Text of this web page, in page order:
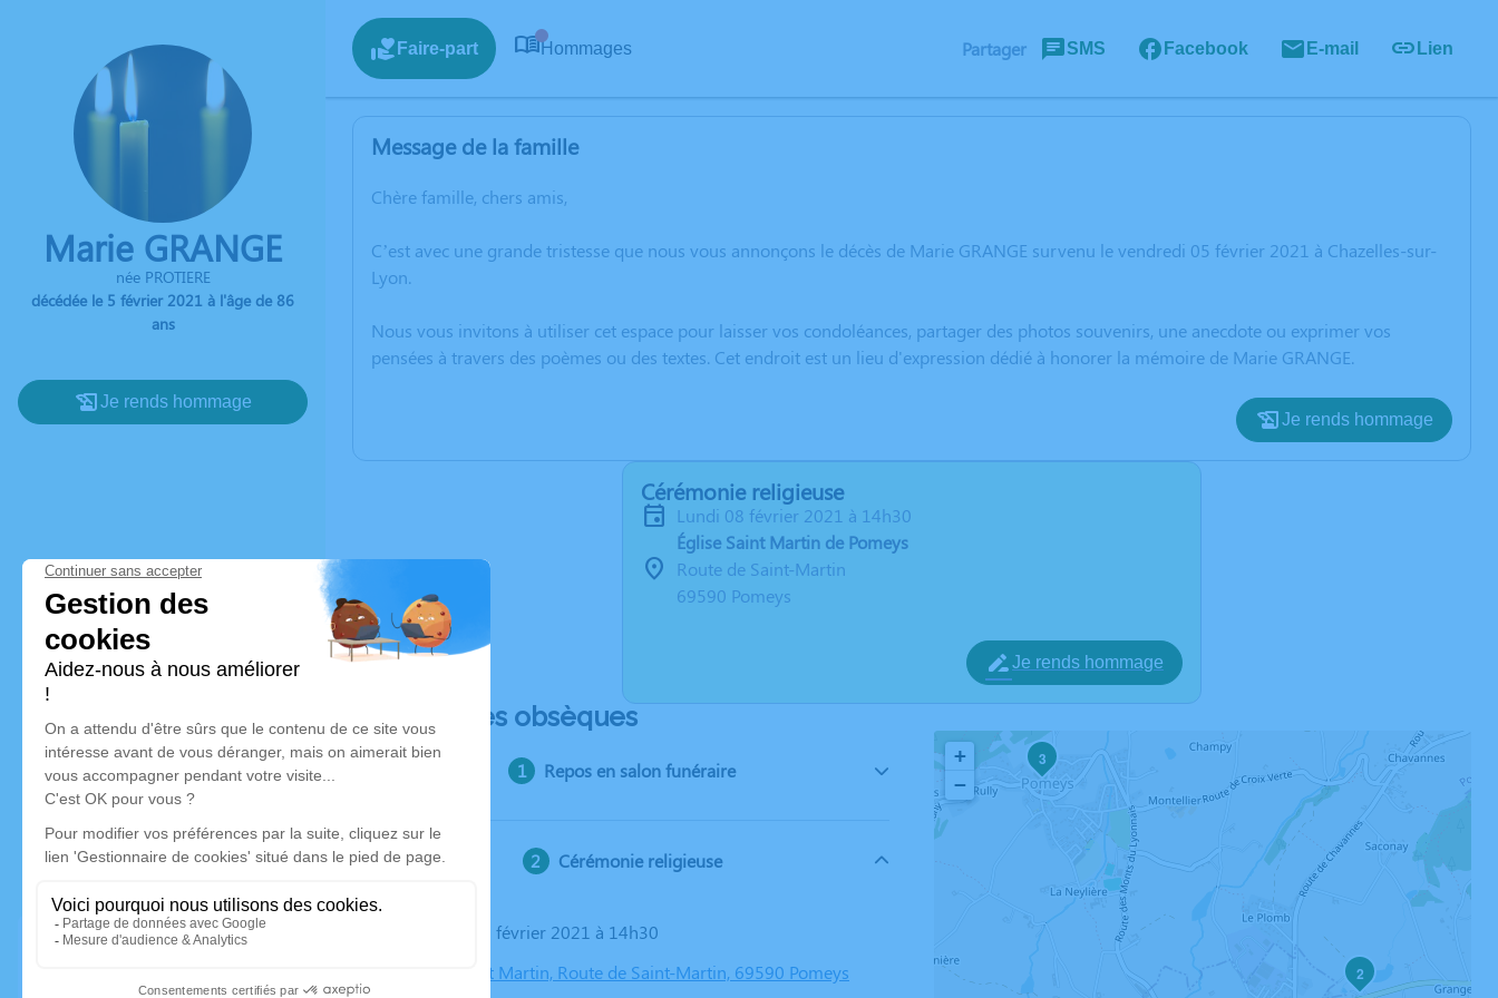
Marie GRANGE
née PROTIERE
décédée le 5 février 2021 à l'âge de 86
ans
Je rends hommage
Faire-part Hommages Partager SMS Facebook E-mail Lien
Message de la famille
Chère famille, chers amis,
C’est avec une grande tristesse que nous vous annonçons le décès de Marie GRANGE survenu le vendredi 05 février 2021 à Chazelles-sur-
Lyon.
Nous vous invitons à utiliser cet espace pour laisser vos condoléances, partager des photos souvenirs, une anecdote ou exprimer vos
pensées à travers des poèmes ou des textes. Cet endroit est un lieu d'expression dédié à honorer la mémoire de Marie GRANGE.
Je rends hommage
Cérémonie religieuse
lundi 08 février 2021 à 14h30
Église Saint Martin de Pomeys
Route de Saint-Martin
69590 Pomeys
Je rends hommage
Déroulé des obsèques
Repos en salon funéraire
Cérémonie religieuse
Le lundi 08 février 2021 à 14h30
Église Saint Martin, Route de Saint-Martin, 69590 Pomeys
2
3
+
−